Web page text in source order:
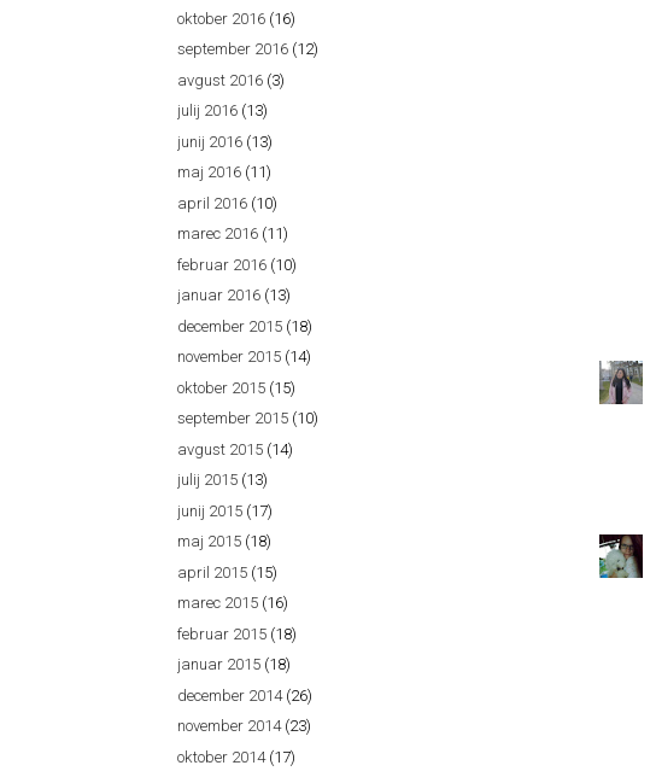
oktober 2016 (16)
september 2016 (12)
avgust 2016 (3)
julij 2016 (13)
junij 2016 (13)
maj 2016 (11)
april 2016 (10)
marec 2016 (11)
februar 2016 (10)
januar 2016 (13)
december 2015 (18)
november 2015 (14)
oktober 2015 (15)
september 2015 (10)
avgust 2015 (14)
julij 2015 (13)
junij 2015 (17)
maj 2015 (18)
april 2015 (15)
marec 2015 (16)
februar 2015 (18)
januar 2015 (18)
december 2014(26)
november 2014(23)
oktober 2014(17)